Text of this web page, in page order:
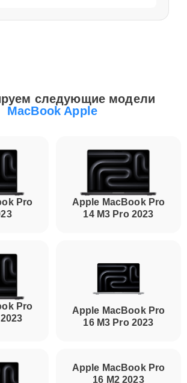
следующие модели
MacBook Apple
Pro
Apple MacBook Pro
14 M3 Pro 2023
Pro
Apple MacBook Pro
16 M3 Pro 2023